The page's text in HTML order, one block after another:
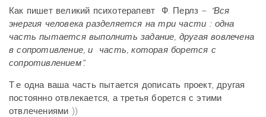
Как пишет великий психотерапевт Ф. Перлз – “Вся
энергия человека разделяется на три части : одна
часть пытается выполнить задание, другая вовлечена
в сопротивление, и часть, которая борется с
сопротивлением”.
Т.е одна ваша часть пытается дописать проект, другая
постоянно отвлекается, а третья борется с этими
отвлечениями ))